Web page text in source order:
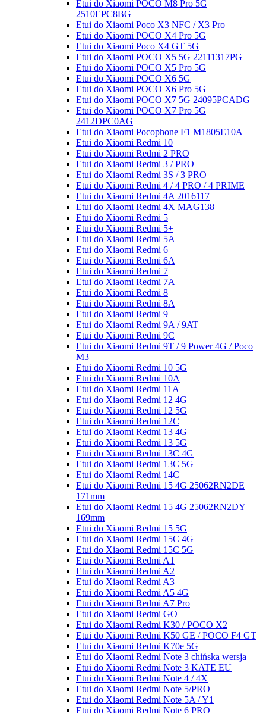
Etui do Xiaomi POCO M8 Pro 5G
2510EPC8BG
Etui do Xiaomi Poco X3 NFC / X3 Pro
Etui do Xiaomi POCO X4 Pro 5G
Etui do Xiaomi Poco X4 GT 5G
Etui do Xiaomi POCO X5 5G 22111317PG
Etui do Xiaomi POCO X5 Pro 5G
Etui do Xiaomi POCO X6 5G
Etui do Xiaomi POCO X6 Pro 5G
Etui do Xiaomi POCO X7 5G 24095PCADG
Etui do Xiaomi POCO X7 Pro 5G
2412DPC0AG
Etui do Xiaomi Pocophone F1 M1805E10A
Etui do Xiaomi Redmi 10
Etui do Xiaomi Redmi 2 PRO
Etui do Xiaomi Redmi 3 / PRO
Etui do Xiaomi Redmi 3S / 3 PRO
Etui do Xiaomi Redmi 4 / 4 PRO / 4 PRIME
Etui do Xiaomi Redmi 4A 2016117
Etui do Xiaomi Redmi 4X MAG138
Etui do Xiaomi Redmi 5
Etui do Xiaomi Redmi 5+
Etui do Xiaomi Redmi 5A
Etui do Xiaomi Redmi 6
Etui do Xiaomi Redmi 6A
Etui do Xiaomi Redmi 7
Etui do Xiaomi Redmi 7A
Etui do Xiaomi Redmi 8
Etui do Xiaomi Redmi 8A
Etui do Xiaomi Redmi 9
Etui do Xiaomi Redmi 9A / 9AT
Etui do Xiaomi Redmi 9C
Etui do Xiaomi Redmi 9T / 9 Power 4G / Poco
M3
Etui do Xiaomi Redmi 10 5G
Etui do Xiaomi Redmi 10A
Etui do Xiaomi Redmi 11A
Etui do Xiaomi Redmi 12 4G
Etui do Xiaomi Redmi 12 5G
Etui do Xiaomi Redmi 12C
Etui do Xiaomi Redmi 13 4G
Etui do Xiaomi Redmi 13 5G
Etui do Xiaomi Redmi 13C 4G
Etui do Xiaomi Redmi 13C 5G
Etui do Xiaomi Redmi 14C
Etui do Xiaomi Redmi 15 4G 25062RN2DE
171mm
Etui do Xiaomi Redmi 15 4G 25062RN2DY
169mm
Etui do Xiaomi Redmi 15 5G
Etui do Xiaomi Redmi 15C 4G
Etui do Xiaomi Redmi 15C 5G
Etui do Xiaomi Redmi A1
Etui do Xiaomi Redmi A2
Etui do Xiaomi Redmi A3
Etui do Xiaomi Redmi A5 4G
Etui do Xiaomi Redmi A7 Pro
Etui do Xiaomi Redmi GO
Etui do Xiaomi Redmi K30 / POCO X2
Etui do Xiaomi Redmi K50 GE / POCO F4 GT
Etui do Xiaomi Redmi K70e 5G
Etui do Xiaomi Redmi Note 3 chińska wersja
Etui do Xiaomi Redmi Note 3 KATE EU
Etui do Xiaomi Redmi Note 4 / 4X
Etui do Xiaomi Redmi Note 5/PRO
Etui do Xiaomi Redmi Note 5A / Y1
Etui do Xiaomi Redmi Note 6 PRO